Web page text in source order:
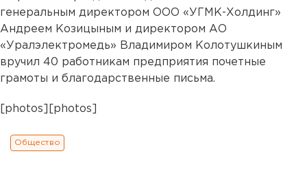
генеральным директором ООО «УГМК-Холдинг»
Андреем Козицыным и директором АО
«Уралэлектромедь» Владимиром Колотушкиным
вручил 40 работникам предприятия почетные
грамоты и благодарственные письма.
[photos][photos]
Общество